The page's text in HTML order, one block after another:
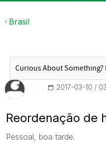
Brasil
‎2017-03-10
Reordenação de
Pessoal, boa tarde.